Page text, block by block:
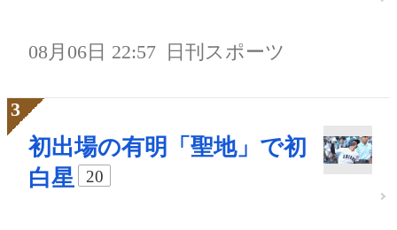
08月06日 22:57 日刊スポーツ
初出場の有明「聖地」で初
白星
20